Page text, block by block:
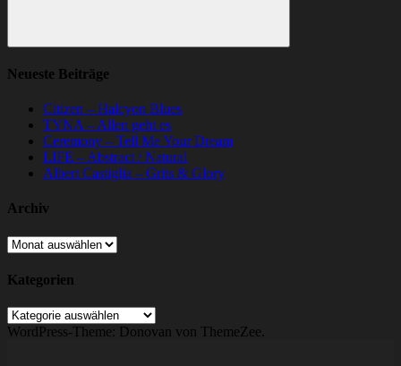
Suchen
Neueste Beiträge
Citizen – Halcyon Blues
TYNA – Allen geht es
Ceremony – Tell Me Your Dream
LIFE – Abstract / Natural
Albert Castiglia – Grits & Glory
Archiv
Archiv
Kategorien
Kategorien
WordPress-Theme: Donovan von ThemeZee.